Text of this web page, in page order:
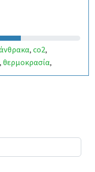
, co2,
, θερμοκρασία,